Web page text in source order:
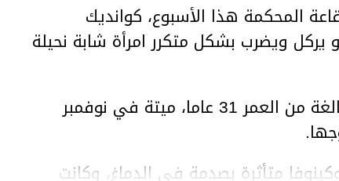
المحكمة هذا الأسبوع، كوانديك
يركل ويضرب بشكل متكرر امرأة شابة نحيلة
وعثر على المرأة، سلطانات نوكينوفا، البالغة من العمر 31 عاما، ميتة في نوفمبر
متأثرة بصدمة في الدماغ، وكانت